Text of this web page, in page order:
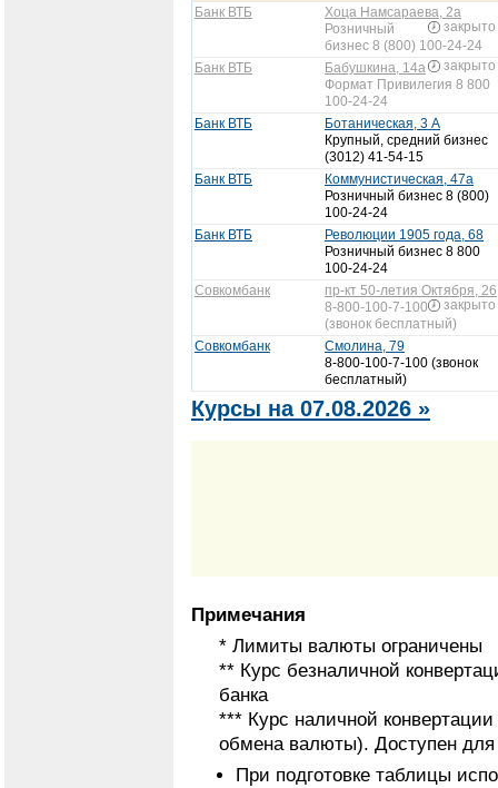
Банк ВТБ
Хоца Намсараева, 2а
закрыто
Розничный
бизнес 8 (800) 100-24-24
Банк ВТБ
Бабушкина, 14а
закрыто
Формат Привилегия 8 800
100-24-24
Банк ВТБ
Ботаническая, 3 А
Крупный, средний бизнес
(3012) 41-54-15
Банк ВТБ
Коммунистическая, 47а
Розничный бизнес 8 (800)
100-24-24
Банк ВТБ
Революции 1905 года, 68
Розничный бизнес 8 800
100-24-24
Совкомбанк
пр-кт 50-летия Октября, 26
закрыто
8-800-100-7-100
(звонок бесплатный)
Совкомбанк
Смолина, 79
8-800-100-7-100 (звонок
бесплатный)
Курсы на 07.08.2026 »
Примечания
* Лимиты валюты ограничены
** Курс безналичной
банка
*** Курс наличной
обмена валюты). Доступен для
При подготовке таблицы